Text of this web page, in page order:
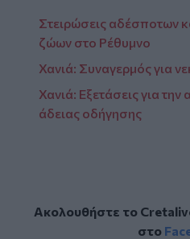
Στειρώσεις αδέσποτων
ζώων στο Ρέθυμνο
Χανιά: Συναγερμός για
Χανιά: Εξετάσεις για
άδειας οδήγησης
Ακολουθήστε το
στο